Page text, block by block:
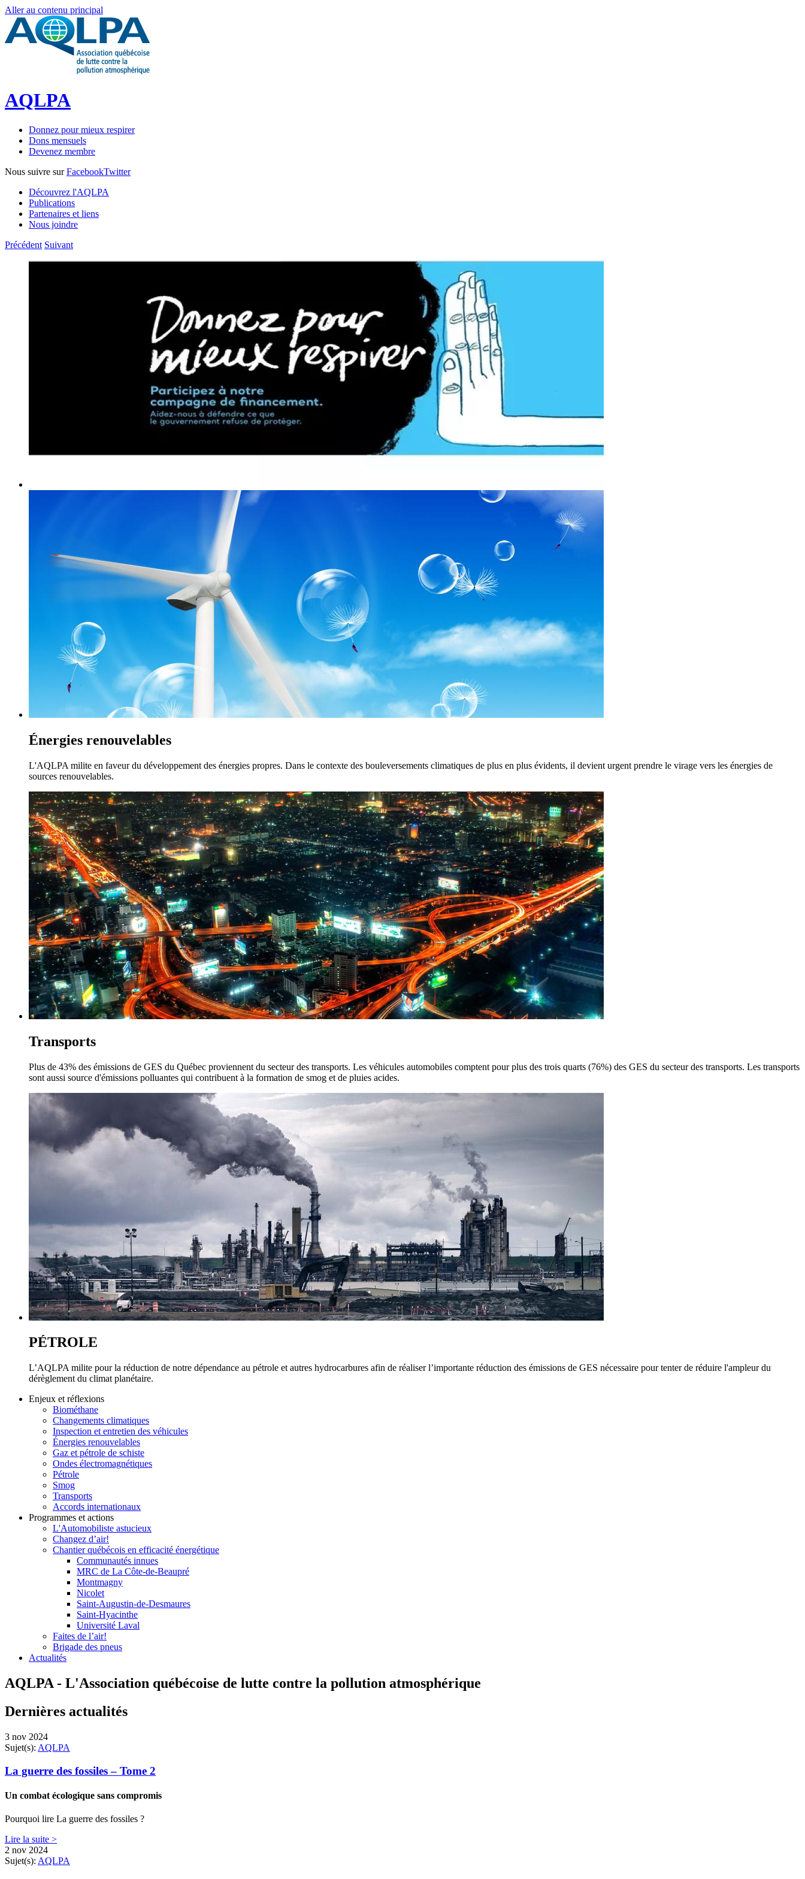
Aller au contenu principal
AQLPA
Donnez pour mieux respirer
Dons mensuels
Devenez membre
Nous suivre surFacebookTwitter
Découvrez l'AQLPA
Publications
Partenaires et liens
Nous joindre
Précédent Suivant
Énergies renouvelables
L'AQLPA milite en faveur du développement des énergies propres. Dans le contexte des bouleversements climatiques de plus en plus évidents, il devient urgent prendre le virage vers les énergies de
sources renouvelables.
Transports
Plus de 43% des émissions de GES du Québec proviennent du secteur des transports. Les véhicules automobiles comptent pour plus des trois quarts (76%) des GES du secteur des transports. Les transports
sont aussi source d'émissions polluantes qui contribuent à la formation de smog et de pluies acides.
PÉTROLE
L’AQLPA milite pour la réduction de notre dépendance au pétrole et autres hydrocarbures afin de réaliser l’importante réduction des émissions de GES nécessaire pour tenter de réduire l'ampleur du
dérèglement du climat planétaire.
Enjeux et réflexions
Biométhane
Changements climatiques
Inspection et entretien des véhicules
Énergies renouvelables
Gaz et pétrole de schiste
Ondes électromagnétiques
Pétrole
Smog
Transports
Accords internationaux
Programmes et actions
L'Automobiliste astucieux
Changez d’air!
Chantier québécois en efficacité énergétique
Communautés innues
MRC de La Côte-de-Beaupré
Montmagny
Nicolet
Saint-Augustin-de-Desmaures
Saint-Hyacinthe
Université Laval
Faites de l’air!
Brigade des pneus
Actualités
AQLPA - L'Association québécoise de lutte contre la pollution atmosphérique
Dernières actualités
3 nov 2024
Sujet(s): AQLPA
La guerre des fossiles – Tome 2
Un combat écologique sans compromis
Pourquoi lire La guerre des fossiles ?
Lire la suite >
2 nov 2024
Sujet(s): AQLPA